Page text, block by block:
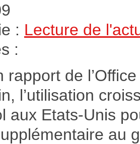
: Lecture de
:
rapport de
l’utilisation
aux Etats-Unis
au